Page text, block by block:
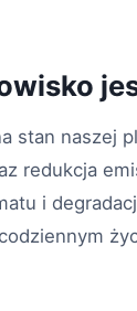
stan naszej
redukcja
i